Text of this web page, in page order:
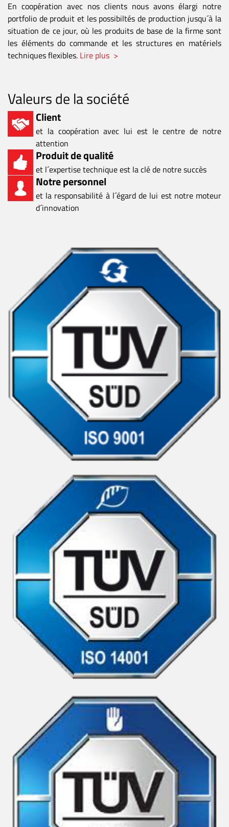
En coopération avec nos clients nous avons élargi notre
portfolio de produit et les possibiltés de production jusqu´à la
situation de ce jour, où les produits de base de la firme sont
les éléments do commande et les structures en matériels
techniques flexibles. Lire plus >
Valeurs de la société
Client
et la coopération avec lui est le centre de notre
attention
Produit de qualité
et l´expertise technique est la clé de notre succès
Notre personnel
et la responsabilité à l´égard de lui est notre moteur
d´innovation